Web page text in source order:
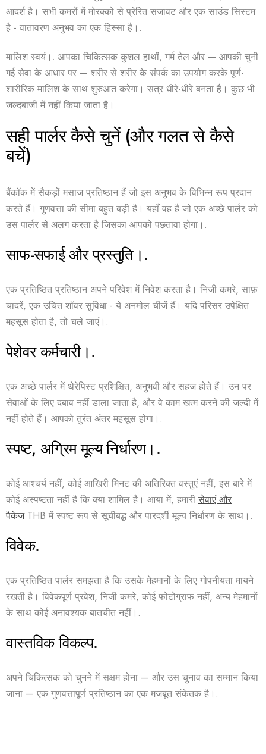
आदर्श है। सभी कमरों में मोरक्को से प्रेरित सजावट और एक साउंड सिस्टम
है - वातावरण अनुभव का एक हिस्सा है।.
मालिश स्वयं।. आपका चिकित्सक कुशल हाथों, गर्म तेल और — आपकी चुनी
गई सेवा के आधार पर — शरीर से शरीर के संपर्क का उपयोग करके पूर्ण-
शारीरिक मालिश के साथ शुरुआत करेगा। सत्र धीरे-धीरे बनता है। कुछ भी
जल्दबाजी में नहीं किया जाता है।.
सही पार्लर कैसे चुनें (और गलत से कैसे
बचें)
बैंकॉक में सैकड़ों मसाज प्रतिष्ठान हैं जो इस अनुभव के विभिन्न रूप प्रदान
करते हैं। गुणवत्ता की सीमा बहुत बड़ी है। यहाँ वह है जो एक अच्छे पार्लर को
उस पार्लर से अलग करता है जिसका आपको पछतावा होगा।.
साफ-सफाई और प्रस्तुति।.
एक प्रतिष्ठित प्रतिष्ठान अपने परिवेश में निवेश करता है। निजी कमरे, साफ़
चादरें, एक उचित शॉवर सुविधा - ये अनमोल चीजें हैं। यदि परिसर उपेक्षित
महसूस होता है, तो चले जाएं।.
पेशेवर कर्मचारी।.
एक अच्छे पार्लर में थेरेपिस्ट प्रशिक्षित, अनुभवी और सहज होते हैं। उन पर
सेवाओं के लिए दबाव नहीं डाला जाता है, और वे काम खत्म करने की जल्दी में
नहीं होते हैं। आपको तुरंत अंतर महसूस होगा।.
स्पष्ट, अग्रिम मूल्य निर्धारण।.
कोई आश्चर्य नहीं, कोई आखिरी मिनट की अतिरिक्त वस्तुएं नहीं, इस बारे में
कोई अस्पष्टता नहीं है कि क्या शामिल है। आया में, हमारीसेवाएं और
पैकेजTHB में स्पष्ट रूप से सूचीबद्ध और पारदर्शी मूल्य निर्धारण के साथ।.
विवेक.
एक प्रतिष्ठित पार्लर समझता है कि उसके मेहमानों के लिए गोपनीयता मायने
रखती है। विवेकपूर्ण प्रवेश, निजी कमरे, कोई फोटोग्राफ नहीं, अन्य मेहमानों
के साथ कोई अनावश्यक बातचीत नहीं।.
वास्तविक विकल्प.
अपने चिकित्सक को चुनने में सक्षम होना — और उस चुनाव का सम्मान किया
जाना — एक गुणवत्तापूर्ण प्रतिष्ठान का एक मजबूत संकेतक है।.